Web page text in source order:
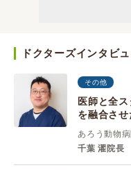
ドクターズインタビ
その他
医師と全
を融合さ
あろう動物
千葉 濯院長